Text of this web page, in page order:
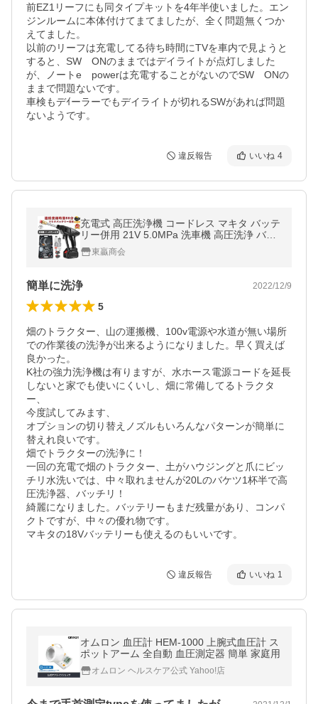
前EZ1リーフにも同タイプキットを4年半使いました。エン
ジンルームに本体付けてまてましたが、全く問題無くつか
えてました。
以前のリーフは充電してる待ち時間にTVを車内で見ようと
すると、SW　ONのままではデイライトが点灯しました
が、ノートe　powerは充電することがないのでSW　ONの
ままで問題ないです。
車検もデｲーラーでもデイライトが切れるSWがあれば問題
ないようです。
違反報告 いいね 4
充電式 高圧洗浄機 コードレス マキタ バッテ
リー併用 21V 5.0MPa 洗車機 高圧洗浄 バケ
ツ タンク コンパクト ハンディ 強力 家庭用
高圧洗浄機 外壁掃除 大掃除
東贏商会
簡単に洗浄 2022/12/9
5
畑のトラクター、山の運搬機、100v電源や水道が無い場所
での作業後の洗浄が出来るようになりました。早く買えば
良かった。
K社の強力洗浄機は有りますが、水ホース電源コードを延長
しないと家でも使いにくいし、畑に常備してるトラクタ
ー、
今度試してみます、
オプションの切り替えノズルもいろんなパターンが簡単に
替えれ良いです。
畑でトラクターの洗浄に！
一回の充電で畑のトラクター、土がハウジングと爪にビッ
チリ水洗いでは、中々取れませんが20Lのバケツ1杯半で高
圧洗浄器、バッチリ！
綺麗になりました。バッテリーもまだ残量があり、コンパ
クトですが、中々の優れ物です。
マキタの18Vバッテリーも使えるのもいいです。
違反報告 いいね 1
オムロン 血圧計 HEM-1000 上腕式血圧計 ス
ポットアーム 全自動 血圧測定器 簡単 家庭用
オムロン ヘルスケア公式 Yahoo!店